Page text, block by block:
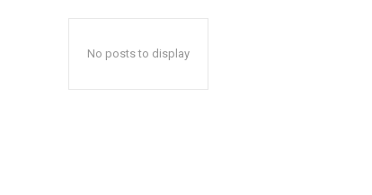
No posts to display